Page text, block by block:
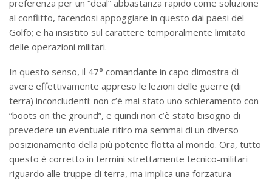
preferenza per un “deal” abbastanza rapido come soluzione
al conflitto, facendosi appoggiare in questo dai paesi del
Golfo; e ha insistito sul carattere temporalmente limitato
delle operazioni militari.
In questo senso, il 47° comandante in capo dimostra di
avere effettivamente appreso le lezioni delle guerre (di
terra) inconcludenti: non c’è mai stato uno schieramento con
“boots on the ground”, e quindi non c’è stato bisogno di
prevedere un eventuale ritiro ma semmai di un diverso
posizionamento della più potente flotta al mondo. Ora, tutto
questo è corretto in termini strettamente tecnico-militari
riguardo alle truppe di terra, ma implica una forzatura